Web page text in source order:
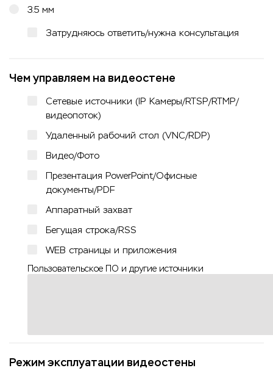
3.5 мм
Затрудняюсь ответить/нужна консультация
Чем управляем на видеостене
Сетевые источники (IP Камеры/RTSP/RTMP/
видеопоток)
Удаленный рабочий стол (VNC/RDP)
Видео/Фото
Презентация PowerPoint/Офисные
документы/PDF
Аппаратный захват
Бегущая строка/RSS
WEB страницы и приложения
Пользовательское ПО и другие источники
Режим эксплуатации видеостены